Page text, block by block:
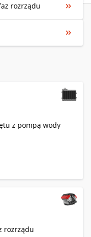
rozrządu
z pompą wody
rozrządu